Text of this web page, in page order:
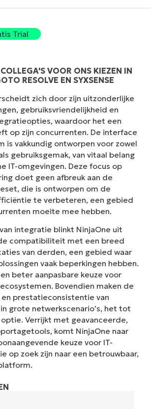
Trial
VOOR ONS KIEZEN IN
RESOLVE EN SYXSENSE
zich door zijn uitzonderlijke
gebruiksvriendelijkheid en
waardoor het een
op zijn concurrenten. De interface
is vakkundig ontworpen voor zowel
gebruiksgemak, van vitaal belang
IT-omgevingen. Deze focus op
doet geen afbreuk aan de
die is ontworpen om de
te verbeteren, een gebied
moeite mee hebben.
integratie blinkt NinjaOne uit
compatibiliteit met een breed
van derden, een gebied waar
vaak beperkingen hebben.
beter aanpasbare keuze voor
Bovendien maken de
en prestatieconsistentie van
grote netwerkscenario’s, het tot
Verrijkt met geavanceerde,
komt NinjaOne naar
keuze voor IT-
op zoek zijn naar een betrouwbaar,